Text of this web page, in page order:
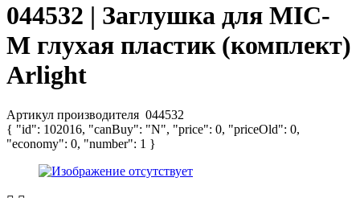
044532 | Заглушка для MIC-
M глухая пластик (комплект)
Arlight
Артикул производителя 044532
{ "id": 102016, "canBuy": "N", "price": 0, "priceOld": 0,
"economy": 0, "number": 1 }